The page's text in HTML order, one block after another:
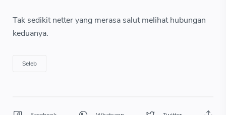
Tak sedikit netter yang merasa salut melihat hubungan
keduanya.
Seleb